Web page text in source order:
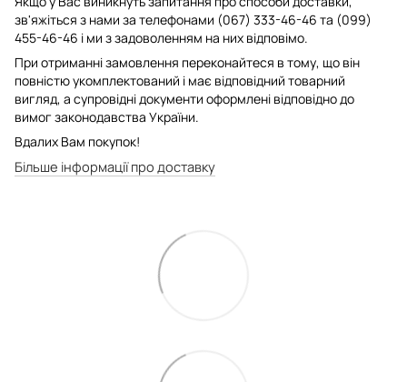
зв'яжіться з нами за телефонами (067) 333-46-46 та (099)
455-46-46 і ми з задоволенням на них відповімо.
При отриманні замовлення переконайтеся в тому, що він
повністю укомплектований і має відповідний товарний
вигляд, а супровідні документи оформлені відповідно до
вимог законодавства України.
Вдалих Вам покупок!
Більше інформації про доставку